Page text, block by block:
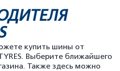
купить шины от
Выберите ближайшего
Также здесь можно